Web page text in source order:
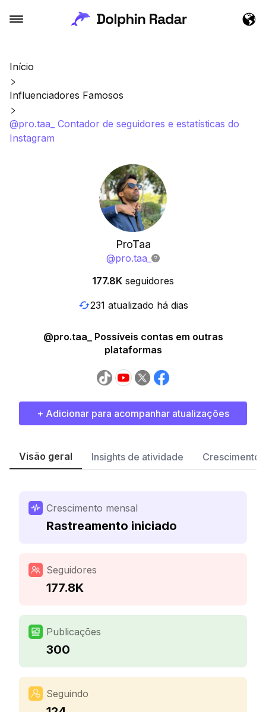
Início
Influenciadores Famosos
@pro.taa_ Contador de seguidores e estatísticas do
Instagram
ProTaa
@pro.taa_
177.8K seguidores
231 atualizado há dias
@pro.taa_ Possíveis contas em outras
plataformas
+ Adicionar para acompanhar atualizações
Visão geral Insights de atividade Crescimento
Crescimento mensal
Rastreamento iniciado
Seguidores
177.8K
Publicações
300
Seguindo